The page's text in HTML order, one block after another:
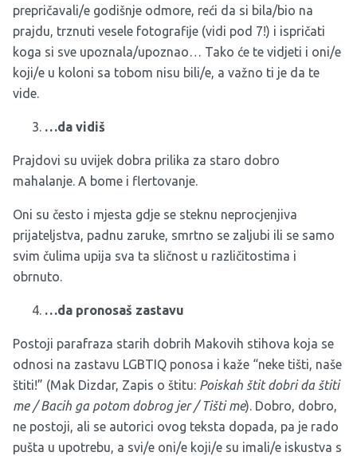
prepričavali/e godišnje odmore, reći da si bila/bio na
prajdu, trznuti vesele fotografije (vidi pod 7!) i ispričati
koga si sve upoznala/upoznao… Tako će te vidjeti i oni/e
koji/e u koloni sa tobom nisu bili/e, a važno ti je da te
vide.
…da vidiš
Prajdovi su uvijek dobra prilika za staro dobro
mahalanje. A bome i flertovanje.
Oni su često i mjesta gdje se steknu neprocjenjiva
prijateljstva, padnu zaruke, smrtno se zaljubi ili se samo
svim čulima upija sva ta sličnost u različitostima i
obrnuto.
…da pronosaš zastavu
Postoji parafraza starih dobrih Makovih stihova koja se
odnosi na zastavu LGBTIQ ponosa i kaže “neke tišti, naše
štiti!” (Mak Dizdar, Zapis o štitu: Poiskah štit dobri da štiti
me / Bacih ga potom dobrog jer / Tišti me). Dobro, dobro,
ne postoji, ali se autorici ovog teksta dopada, pa je rado
pušta u upotrebu, a svi/e oni/e koji/e su imali/e iskustva s